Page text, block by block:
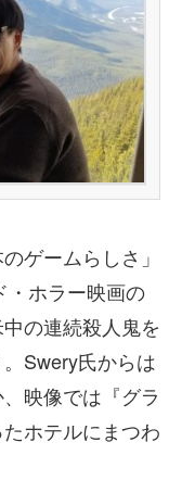
ゲームらしさ」
・ホラー映画の
の連続殺人鬼を
Swery氏からは
映像では『グラ
ホテルにまつわ